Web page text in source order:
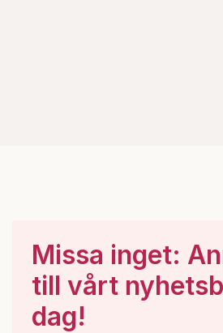
Missa inget:
till vårt
dag!